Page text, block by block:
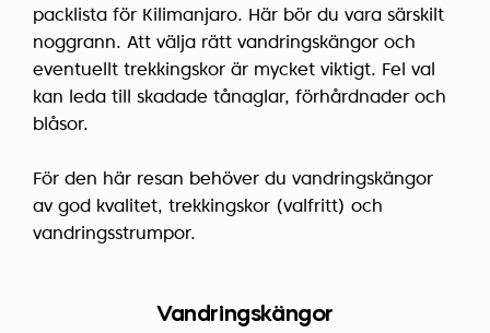
packlista för Kilimanjaro. Här bör du vara särskilt
noggrann. Att välja rätt vandringskängor och
eventuellt trekkingskor är mycket viktigt. Fel val
kan leda till skadade tånaglar, förhårdnader och
blåsor.
För den här resan behöver du vandringskängor
av god kvalitet, trekkingskor (valfritt) och
vandringsstrumpor.
Vandringskängor